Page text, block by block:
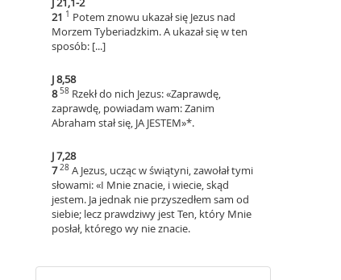
21 1 Potem znowu ukazał się Jezus nad
Morzem Tyberiadzkim. A ukazał się w ten
sposób: [...]
J 8,58
858 Rzekł do nich Jezus: «Zaprawdę,
zaprawdę, powiadam wam: Zanim
Abraham stał się, JA JESTEM»*.
J 7,28
728 A Jezus, ucząc w świątyni, zawołał tymi
słowami: «I Mnie znacie, i wiecie, skąd
jestem. Ja jednak nie przyszedłem sam od
siebie; lecz prawdziwy jest Ten, który Mnie
posłał, którego wy nie znacie.